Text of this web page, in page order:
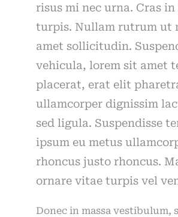
risus mi nec urna. Cras
turpis. Nullam rutrum ut
amet sollicitudin.
vehicula, lorem sit amet
placerat, erat elit
ullamcorper dignissim
sed ligula. Suspendisse
ipsum eu metus
rhoncus justo rhoncus.
ornare vitae turpis vel
Donec in massa vestibulum,